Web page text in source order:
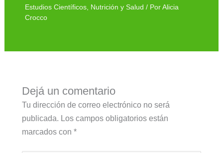
Estudios Científicos, Nutrición y Salud / Por Alicia
Crocco
Dejá un comentario
Tu dirección de correo electrónico no será
publicada. Los campos obligatorios están
marcados con *